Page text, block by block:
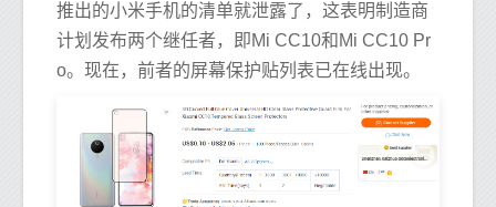
推出的小米手机的清单就泄露了，这表明制造商
计划发布两个继任者，即Mi CC10和Mi CC10 Pr
o。现在，前者的屏幕保护贴列表已在线出现。